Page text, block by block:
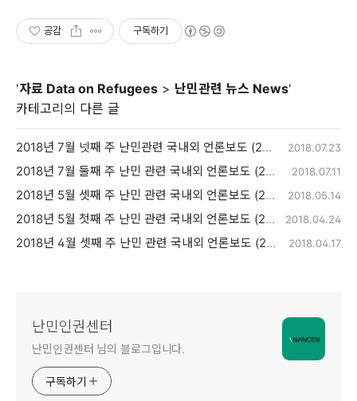
공감 구독하기
'자료 Data on Refugees > 난민관련 뉴스 News'
카테고리의 다른 글
2018년 7월 넷째 주 난민관련 국내외 언론보도 (2018.07.10~2018.07.23) 2018.07.23
2018년 7월 둘째 주 난민 관련 국내외 언론보도 (2018.06.27~2018.07.09) 2018.07.11
2018년 5월 셋째 주 난민 관련 국내외 언론보도 (2018.5.01~2018.5.14) 2018.05.14
2018년 5월 첫째 주 난민 관련 국내외 언론보도 (2018.4.16~2018.4.30) 2018.04.24
2018년 4월 셋째 주 난민 관련 국내외 언론보도 (2018.4.1~2018.4.15) 2018.04.17
난민인권센터
난민인권센터 님의 블로그입니다.
구독하기